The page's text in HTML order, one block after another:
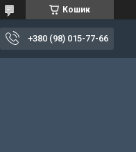
Кошик
+380 (98) 015-77-66